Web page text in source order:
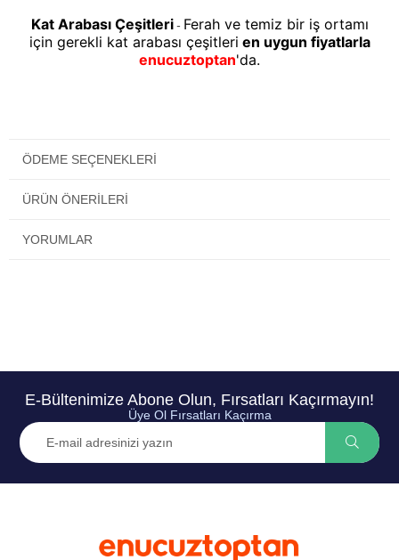
Kat Arabası Çeşitleri- Ferah ve temiz bir iş ortamı
için gerekli kat arabası çeşitleri en uygun fiyatlarla
enucuztoptan'da.
ÖDEME SEÇENEKLERI
ÜRÜN ÖNERILERI
YORUMLAR
E-Bültenimize Abone Olun, Fırsatları Kaçırmayın!
Üye Ol Fırsatları Kaçırma